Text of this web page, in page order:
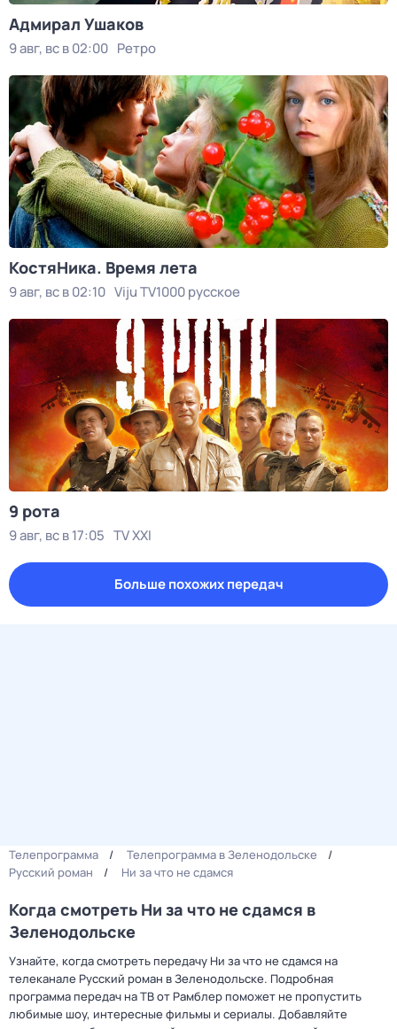
Адмирал Ушаков
9 авг, вс в 02:00 Ретро
КостяНика. Время лета
9 авг, вс в 02:10 Viju TV1000 русское
9 рота
9 авг, вс в 17:05 TV XXI
Больше похожих передач
Телепрограмма
Телепрограмма в Зеленодольске
Русский роман
Ни за что не сдамся
Когда смотреть Ни за что не сдамся в
Зеленодольске
Узнайте, когда смотреть передачу Ни за что не сдамся на
телеканале Русский роман в Зеленодольске. Подробная
программа передач на ТВ от Рамблер поможет не пропустить
любимые шоу, интересные фильмы и сериалы. Добавляйте